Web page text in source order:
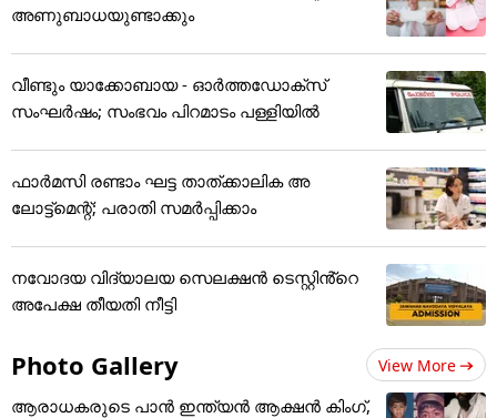
അണുബാധയുണ്ടാക്കും
വീണ്ടും യാക്കോബായ - ഓർത്തഡോക്സ്
സംഘർഷം; സംഭവം പിറമാടം പള്ളിയിൽ
ഫാർമസി രണ്ടാം ഘട്ട താത്ക്കാലിക അ
ലോട്ട്മെന്റ്; പരാതി സമർപ്പിക്കാം
നവോദയ വിദ്യാലയ സെലക്ഷൻ ടെസ്റ്റിൻ്റെ
അപേക്ഷ തീയതി നീട്ടി
Photo Gallery View More
ആരാധകരുടെ പാൻ ഇന്ത്യൻ ആക്ഷൻ കിംഗ്,